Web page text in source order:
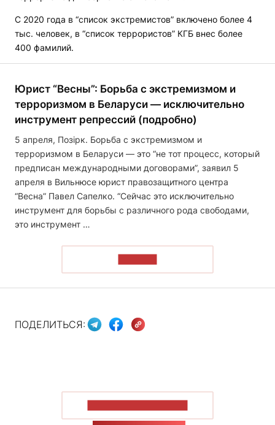
С 2020 года в “список экстремистов” включено более 4
тыс. человек, в “список террористов” КГБ внес более
400 фамилий.
Юрист “Весны”: Борьба с экстремизмом и
терроризмом в Беларуси — исключительно
инструмент репрессий (подробно)
5 апреля, Позірк. Борьба с экстремизмом и
терроризмом в Беларуси — это “не тот процесс, который
предписан международными договорами”, заявил 5
апреля в Вильнюсе юрист правозащитного центра
“Весна” Павел Сапелко. “Сейчас это исключительно
инструмент для борьбы с различного рода свободами,
это инструмент …
ПОДЕЛИТЬСЯ: